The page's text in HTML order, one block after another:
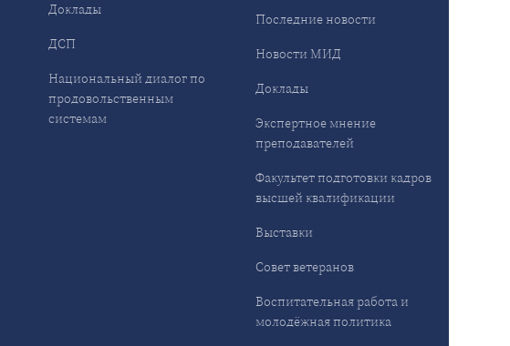
Доклады
ДСП
Национальный диалог по
продовольственным
системам
Последние новости
Новости МИД
Доклады
Экспертное мнение
преподавателей
Факультет подготовки кадров
высшей квалификации
Выставки
Совет ветеранов
Воспитательная работа и
молодёжная политика